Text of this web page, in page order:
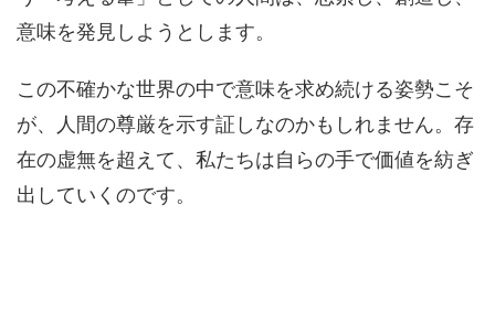
意味を発見しようとします。
この不確かな世界の中で意味を求め続ける姿勢こそ
が、人間の尊厳を示す証しなのかもしれません。存
在の虚無を超えて、私たちは自らの手で価値を紡ぎ
出していくのです。